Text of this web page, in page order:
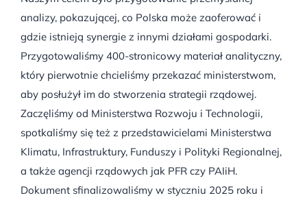
analizy, pokazującej, co Polska może zaoferować i
gdzie istnieją synergie z innymi działami gospodarki.
Przygotowaliśmy 400-stronicowy materiał analityczny,
który pierwotnie chcieliśmy przekazać ministerstwom,
aby posłużył im do stworzenia strategii rządowej.
Zaczęliśmy od Ministerstwa Rozwoju i Technologii,
spotkaliśmy się też z przedstawicielami Ministerstwa
Klimatu, Infrastruktury, Funduszy i Polityki Regionalnej,
a także agencji rządowych jak PFR czy PAIiH.
Dokument sfinalizowaliśmy w styczniu 2025 roku i